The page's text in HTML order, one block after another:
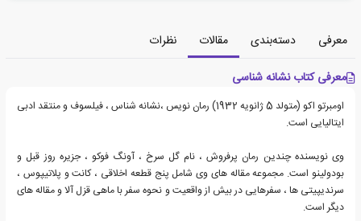
معرفی دسته‌بندی مقالات
نظرات
معرفی کتاب نشانه شناسی
اومبرتو اکو (متولد 5 ژانویه 1932) رمان نویس ،نشانه شناس ، فیلسوف و منتقد ادبی
ایتالیایی است.
وی نویسنده چندین رمان پرفروش ، نام گل سرخ ، آونگ فوکو ، جزیره روز قبل و
بودولینو است. مجموعه مقاله های وی شامل پنج قطعه اخلاقی ، کانت و پلاتیپوس ،
سرندیپیتی ها ، سفرهایی در بیش از واقعیت و نحوه سفر با ماهی قزل آلا و مقاله های
دیگر است.